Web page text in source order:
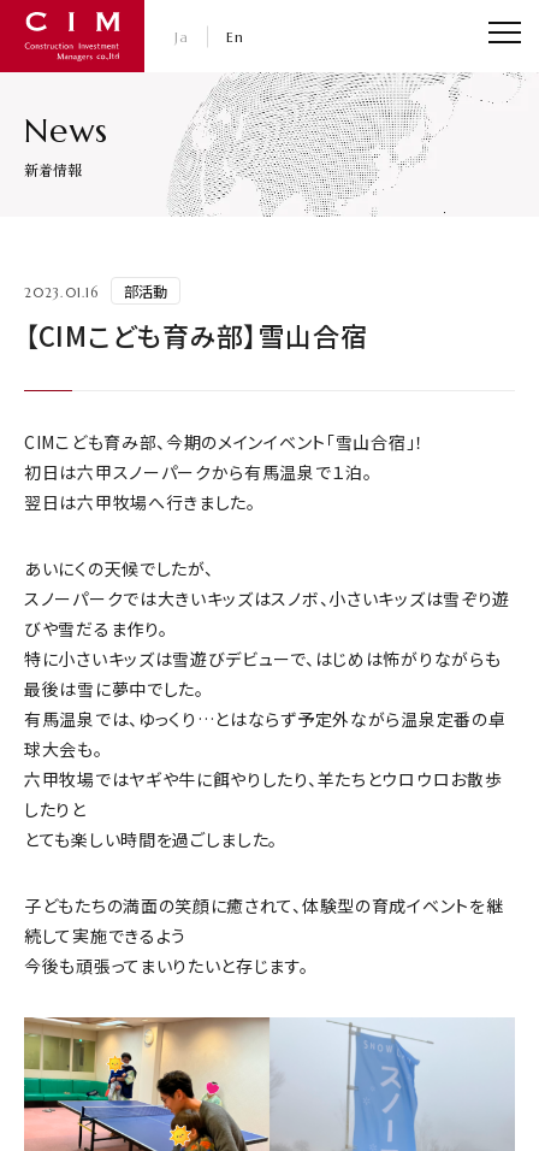
Ja En
News
新着情報
2023.01.16 部活動
【CIMこども育み部】雪山合宿
CIMこども育み部、今期のメインイベント「雪山合宿」！
初日は六甲スノーパークから有馬温泉で１泊。
翌日は六甲牧場へ行きました。
あいにくの天候でしたが、
スノーパークでは大きいキッズはスノボ、小さいキッズは雪ぞり遊
びや雪だるま作り。
特に小さいキッズは雪遊びデビューで、はじめは怖がりながらも
最後は雪に夢中でした。
有馬温泉では、ゆっくり…とはならず予定外ながら温泉定番の卓
球大会も。
六甲牧場ではヤギや牛に餌やりしたり、羊たちとウロウロお散歩
したりと
とても楽しい時間を過ごしました。
子どもたちの満面の笑顔に癒されて、体験型の育成イベントを継
続して実施できるよう
今後も頑張ってまいりたいと存じます。